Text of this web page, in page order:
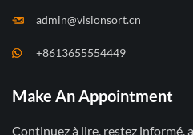
admin@visionsort.cn
+8613655554449
Make An Appointment
Continuez à lire, restez informé,